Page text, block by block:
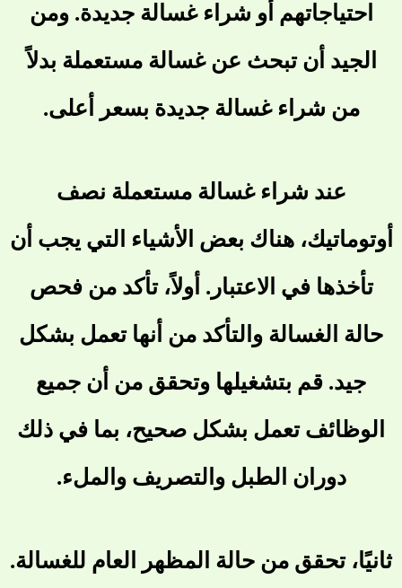
احتياجاتهم أو شراء غسالة جديدة. ومن
الجيد أن تبحث عن غسالة مستعملة بدلاً
من شراء غسالة جديدة بسعر أعلى.
عند شراء غسالة مستعملة نصف
أوتوماتيك، هناك بعض الأشياء التي يجب أن
تأخذها في الاعتبار. أولاً، تأكد من فحص
حالة الغسالة والتأكد من أنها تعمل بشكل
جيد. قم بتشغيلها وتحقق من أن جميع
الوظائف تعمل بشكل صحيح، بما في ذلك
دوران الطبل والتصريف والملء.
ثانيًا، تحقق من حالة المظهر العام للغسالة.